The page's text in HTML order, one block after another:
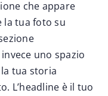
che appare
la tua foto su
uno spazio
tua storia
L’headline è il tuo